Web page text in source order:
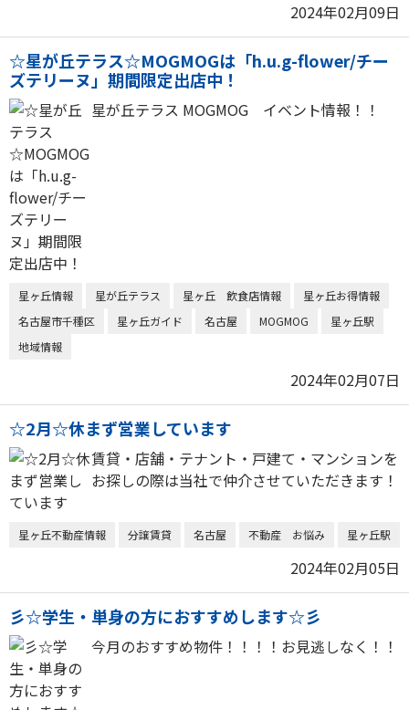
2024年02月09日
☆星が丘テラス☆MOGMOGは「h.u.g-flower/チー
ズテリーヌ」期間限定出店中！
星が丘テラス MOGMOG イベント情報！！
星ヶ丘情報 星が丘テラス 星ヶ丘 飲食店情報
星ヶ丘お得情報
名古屋市千種区
星ヶ丘ガイド 名古屋 MOGMOG
星ヶ丘駅
地域情報
2024年02月07日
☆2月☆休まず営業しています
賃貸・店舗・テナント・戸建て・マンションを
お探しの際は当社で仲介させていただきます！
星ヶ丘不動産情報 分譲賃貸 名古屋 不動産 お悩み 星ヶ丘駅
2024年02月05日
彡☆学生・単身の方におすすめします☆彡
今月のおすすめ物件！！！！お見逃しなく！！